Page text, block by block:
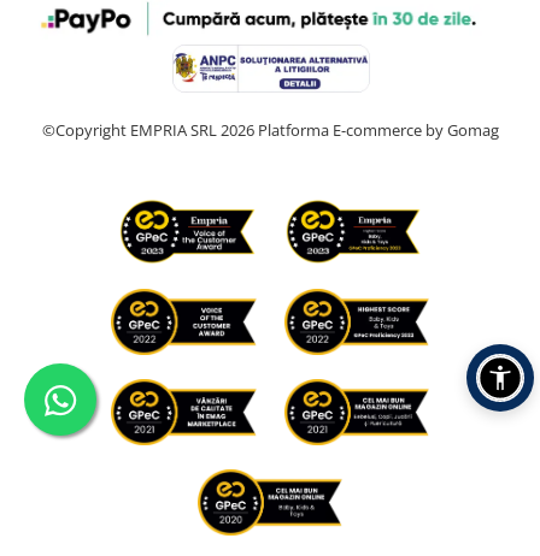
©Copyright EMPRIA SRL 2026 Platforma E-commerce by Gomag